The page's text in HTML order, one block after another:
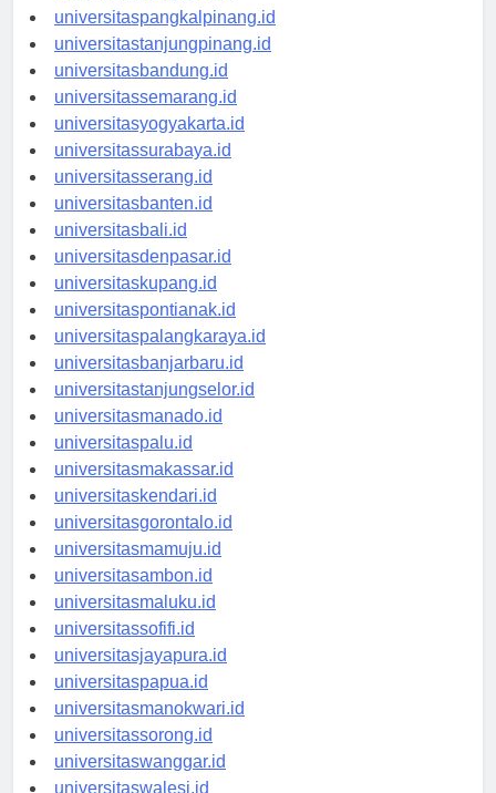
universitasbengkulu.id
universitaspangkalpinang.id
universitastanjungpinang.id
universitasbandung.id
universitassemarang.id
universitasyogyakarta.id
universitassurabaya.id
universitasserang.id
universitasbanten.id
universitasbali.id
universitasdenpasar.id
universitaskupang.id
universitaspontianak.id
universitaspalangkaraya.id
universitasbanjarbaru.id
universitastanjungselor.id
universitasmanado.id
universitaspalu.id
universitasmakassar.id
universitaskendari.id
universitasgorontalo.id
universitasmamuju.id
universitasambon.id
universitasmaluku.id
universitassofifi.id
universitasjayapura.id
universitaspapua.id
universitasmanokwari.id
universitassorong.id
universitaswanggar.id